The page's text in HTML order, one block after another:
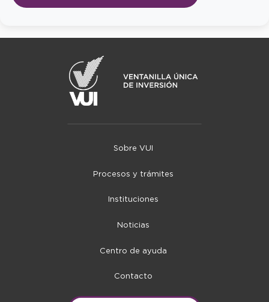
Sobre VUI
Procesos y trámites
Instituciones
Noticias
Centro de ayuda
Contacto